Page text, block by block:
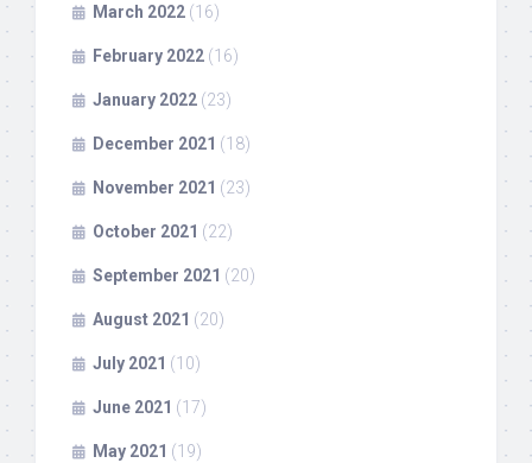
March 2022 (16)
February 2022 (16)
January 2022 (23)
December 2021 (18)
November 2021 (23)
October 2021 (22)
September 2021 (20)
August 2021 (20)
July 2021 (10)
June 2021 (17)
May 2021 (19)